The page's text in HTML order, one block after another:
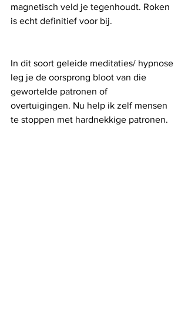
magnetisch veld je tegenhoudt. Roken
is echt definitief voor bij.
In dit soort geleide meditaties/ hypnose
leg je de oorsprong bloot van die
gewortelde patronen of
overtuigingen. Nu help ik zelf mensen
te stoppen met hardnekkige patronen.